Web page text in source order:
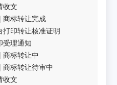
收文
|商标转让完成
打印转让核准证明
受理通知
|商标转让中
|商标转让待审中
收文